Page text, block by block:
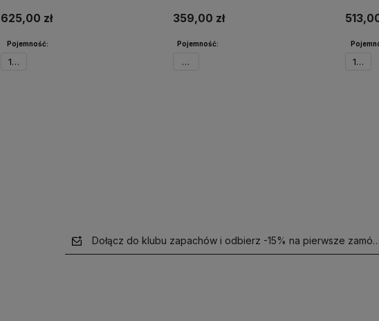
625,00 zł
Pojemność:
100ml
359,00 zł
Pojemność:
30ml 100ml
Dołącz do klubu zapachów i odbierz -15% na pierwsze